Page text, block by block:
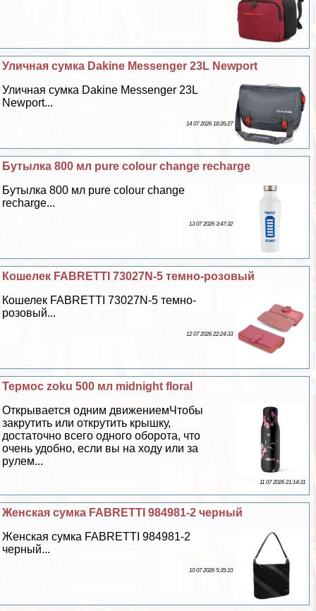
Уличная сумка Dakine Messenger 23L Newport
Уличная сумка Dakine Messenger 23L
Newport...
14 07 2026 18:26:27
Бутылка 800 мл pure colour change recharge
Бутылка 800 мл pure colour change
recharge...
13 07 2026 3:47:32
Кошелек FABRETTI 73027N-5 темно-розовый
Кошелек FABRETTI 73027N-5 темно-
розовый...
12 07 2026 22:24:33
Термос zoku 500 мл midnight floral
Открывается одним движениемЧтобы
закрутить или открутить крышку,
достаточно всего одного оборота, что
очень удобно, если вы на ходу или за
рулем...
11 07 2026 21:14:31
Женская сумка FABRETTI 984981-2 черный
Женская сумка FABRETTI 984981-2
черный...
10 07 2026 5:35:10